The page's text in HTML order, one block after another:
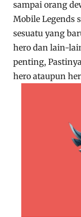
sampai orang
Mobile Legends
sesuatu yang
hero dan lain-
penting,
hero ataupun